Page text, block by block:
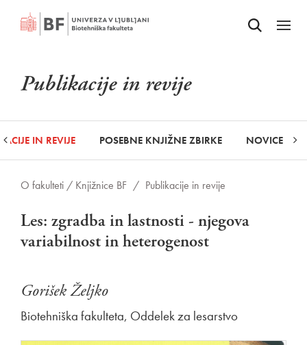
Odpri iskalnik
Odpri
Publikacije in revije
IN REVIJE POSEBNE KNJIŽNE ZBIRKE NOVICE
O fakulteti / Knjižnice BF / Publikacije in revije
Les: zgradba in lastnosti - njegova
variabilnost in heterogenost
Gorišek Željko
Biotehniška fakulteta, Oddelek za lesarstvo